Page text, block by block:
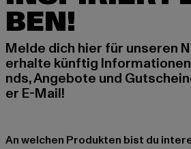
BEN!
Melde dich hier für unseren
erhalte künftig
nds, Angebote und
er E-Mail!
An welchen Produkten bist du